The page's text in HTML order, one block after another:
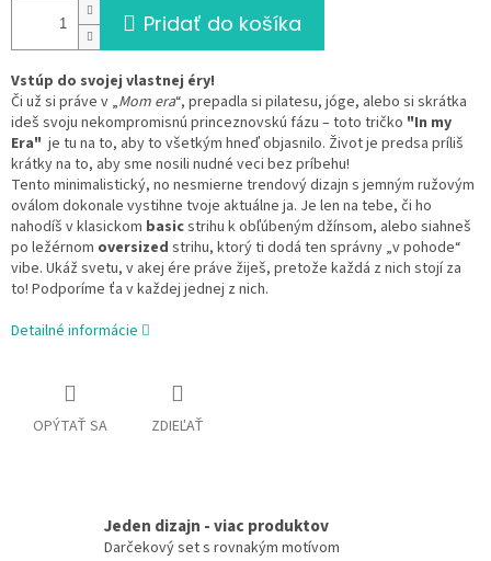
Pridať do košíka
Vstúp do svojej vlastnej éry!
Či už si práve v „Mom era“, prepadla si pilatesu, jóge, alebo si skrátka
ideš svoju nekompromisnú princeznovskú fázu – toto tričko "In my
Era" je tu na to, aby to všetkým hneď objasnilo. Život je predsa príliš
krátky na to, aby sme nosili nudné veci bez príbehu!
Tento minimalistický, no nesmierne trendový dizajn s jemným ružovým
oválom dokonale vystihne tvoje aktuálne ja. Je len na tebe, či ho
nahodíš v klasickom basicstrihu k obľúbeným džínsom, alebo siahneš
po ležérnom oversized strihu, ktorý ti dodá ten správny „v pohode“
vibe. Ukáž svetu, v akej ére práve žiješ, pretože každá z nich stojí za
to! Podporíme ťa v každej jednej z nich.
Detailné informácie
OPÝTAŤ SA ZDIEĽAŤ
Jeden dizajn - viac produktov
Darčekový set s rovnakým motívom